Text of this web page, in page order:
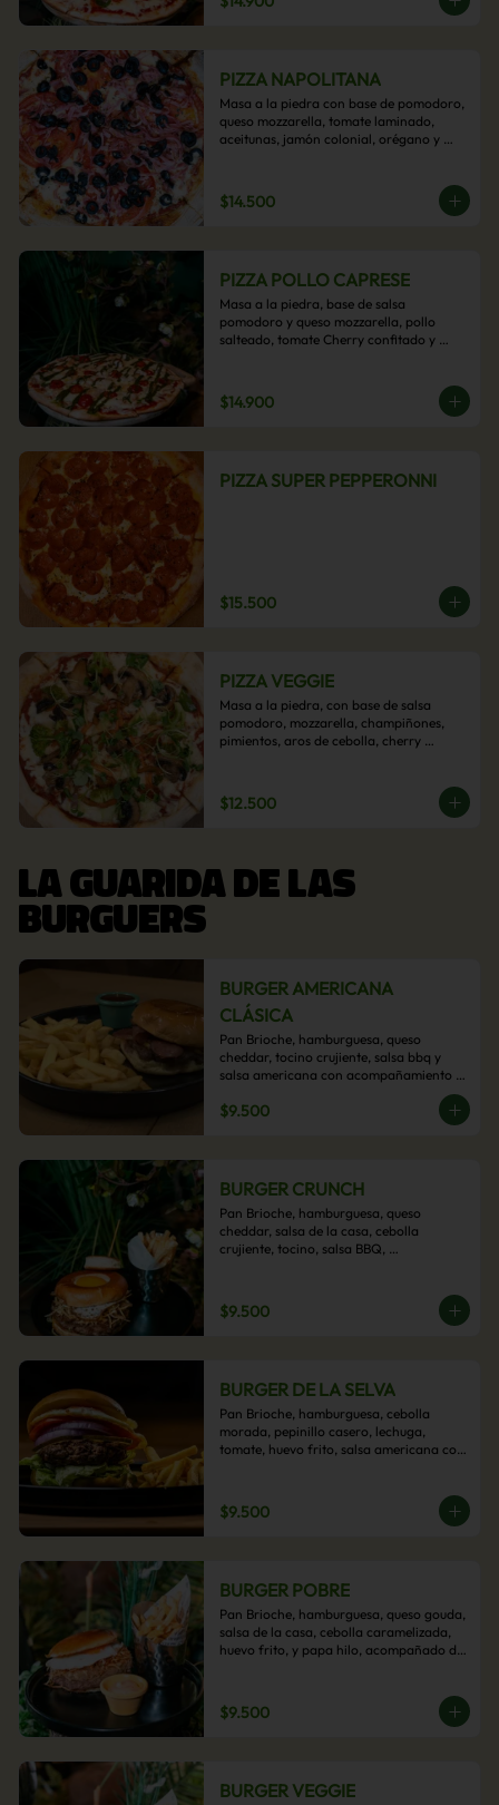
PIZZA NAPOLITANA
Masa a la piedra con base de pomodoro,
queso mozzarella, tomate laminado,
aceitunas, jamón colonial, orégano y
$14.500
PIZZA POLLO CAPRESE
Masa a la piedra, base de salsa
pomodoro y queso mozzarella, pollo
salteado, tomate Cherry confitado y
$14.900
PIZZA SUPER PEPPERONNI
$15.500
PIZZA VEGGIE
Masa a la piedra, con base de salsa
pomodoro, mozzarella, champiñones,
pimientos, aros de cebolla, cherry
$12.500
LA GUARIDA DE LAS
BURGUERS
BURGER AMERICANA
CLÁSICA
Pan Brioche, hamburguesa, queso
cheddar, tocino crujiente, salsa bbq y
salsa americana con acompañamiento
$9.500
BURGER CRUNCH
Pan Brioche, hamburguesa, queso
cheddar, salsa de la casa, cebolla
crujiente, tocino, salsa BBQ,
$9.500
BURGER DE LA SELVA
Pan Brioche, hamburguesa, cebolla
morada, pepinillo casero, lechuga,
tomate, huevo frito, salsa americana con
$9.500
BURGER POBRE
Pan Brioche, hamburguesa, queso gouda,
salsa de la casa, cebolla caramelizada,
huevo frito, y papa hilo, acompañado de
$9.500
BURGER VEGGIE